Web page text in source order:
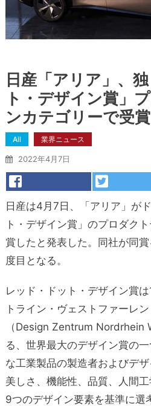
日産「アリア」、
ト・デザイン賞」
ンカテゴリーで受賞
All 業界ニュース
2022年4月7日
日産は4月7日、「アリア」が
ト・デザイン賞」のプロダク
賞したと発表した。同社が同
度目となる。
レッド・ドット・デザイン賞
トライン・ヴェストファーレ
（Design Zentrum Nordrhein
る、世界最大のデザイン賞の
な工業製品の製造者およびデザ
美しさ、機能性、品質、人間
9つのデザイン要素を基準に選